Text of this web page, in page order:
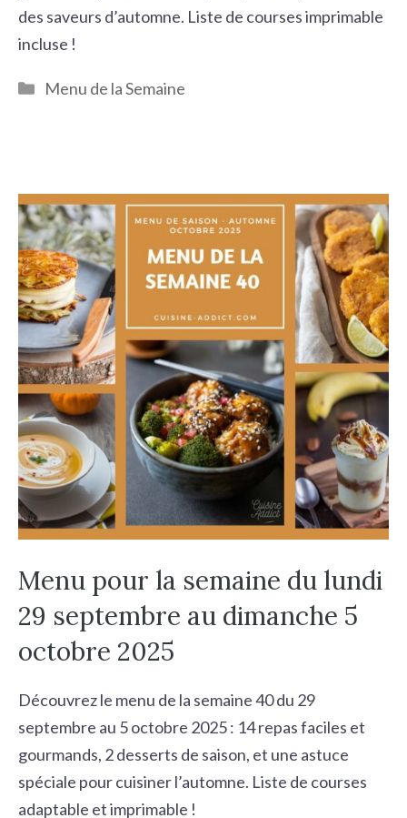
des saveurs d’automne. Liste de courses imprimable
incluse !
Catégories
Menu de la Semaine
Menu pour la semaine du lundi
29 septembre au dimanche 5
octobre 2025
Découvrez le menu de la semaine 40 du 29
septembre au 5 octobre 2025 : 14 repas faciles et
gourmands, 2 desserts de saison, et une astuce
spéciale pour cuisiner l’automne. Liste de courses
adaptable et imprimable !